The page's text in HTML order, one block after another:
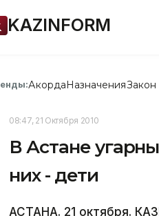
KAZINFORM
АкордаНазначенияЗакон
08:47, 21 Октября 2010
В Астане
них - дети
АСТАНА. 21 октября.